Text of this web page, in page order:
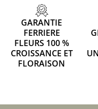
GARANTIE
FERRIERE
FLEURS 100 %
CROISSANCE ET
FLORAISON